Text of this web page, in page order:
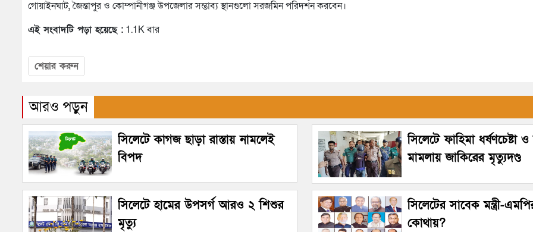
গোয়াইনঘাট, জৈন্তাপুর ও কোম্পানীগঞ্জ উপজেলার সম্ভাব্য স্থানগুলো সরজমিন পরিদর্শন করবেন।
এই সংবাদটি পড়া হয়েছে : 1.1K বার
শেয়ার করুন
আরও পড়ুন
সিলেটে কাগজ ছাড়া রাস্তায় নামলেই
বিপদ
সিলেটে ফাহিমা ধর্ষণচেষ্টা ও
মামলায় জাকিরের মৃত্যুদণ্ড
সিলেটে হামের উপসর্গ আরও ২ শিশুর
মৃত্যু
সিলেটের সাবেক মন্ত্রী-
কোথায়?